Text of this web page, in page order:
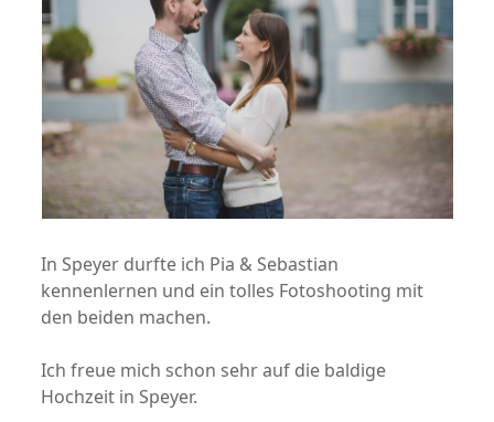
In Speyer durfte ich Pia & Sebastian
kennenlernen und ein tolles Fotoshooting mit
den beiden machen.
Ich freue mich schon sehr auf die baldige
Hochzeit in Speyer.